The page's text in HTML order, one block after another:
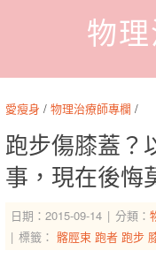
物
愛瘦身 / 物理治療師專欄 /
跑步傷膝蓋？
事，現在後悔
日期：2015-09-14 分類：
標籤： 髂脛束 跑者 跑步